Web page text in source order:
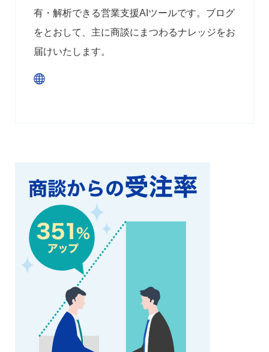
有・解析できる営業支援AIツールです。ブログ
をとおして、主に商談にまつわるナレッジをお
届けいたします。